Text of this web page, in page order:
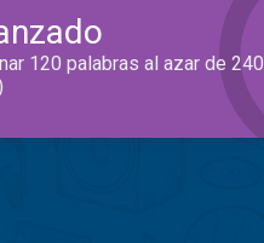
120 palabras al azar de 240